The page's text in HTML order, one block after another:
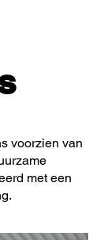
voorzien van
met een